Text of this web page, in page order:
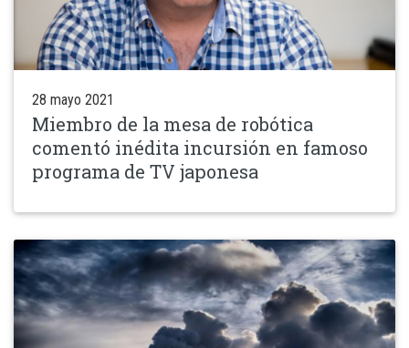
28 mayo 2021
Miembro de la mesa de robótica
comentó inédita incursión en famoso
programa de TV japonesa